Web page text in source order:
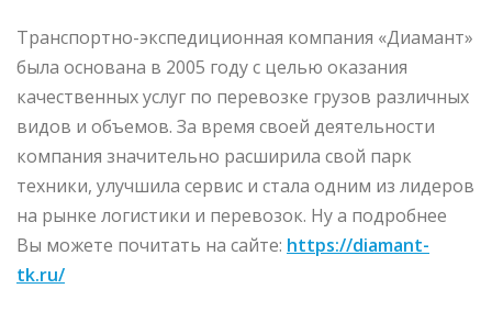
Транспортно-экспедиционная компания «Диамант»
была основана в 2005 году с целью оказания
качественных услуг по перевозке грузов различных
видов и объемов. За время своей деятельности
компания значительно расширила свой парк
техники, улучшила сервис и стала одним из лидеров
на рынке логистики и перевозок. Ну а подробнее
Вы можете почитать на сайте: https://diamant-
tk.ru/